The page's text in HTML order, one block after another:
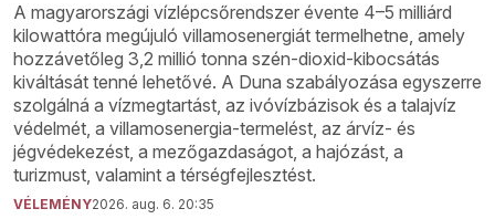
A magyarországi vízlépcsőrendszer évente 4–5 milliárd
kilowattóra megújuló villamosenergiát termelhetne, amely
hozzávetőleg 3,2 millió tonna szén-dioxid-kibocsátás
kiváltását tenné lehetővé. A Duna szabályozása egyszerre
szolgálná a vízmegtartást, az ivóvízbázisok és a talajvíz
védelmét, a villamosenergia-termelést, az árvíz- és
jégvédekezést, a mezőgazdaságot, a hajózást, a
turizmust, valamint a térségfejlesztést.
VÉLEMÉNY2026. aug. 6. 20:35